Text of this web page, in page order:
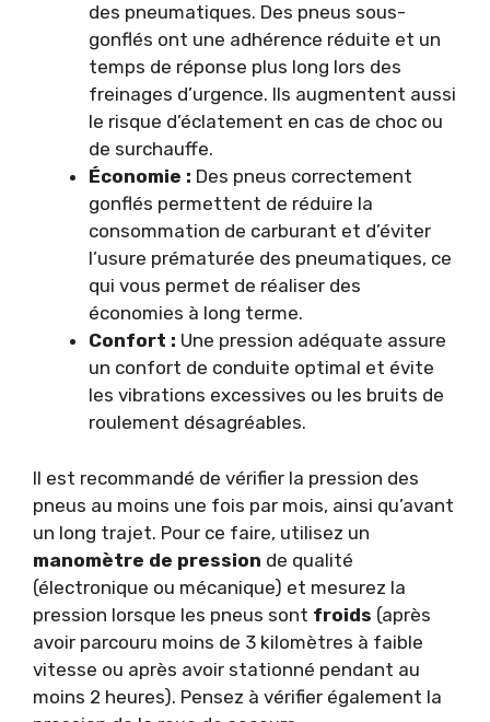
des pneumatiques. Des pneus sous-
gonflés ont une adhérence réduite et un
temps de réponse plus long lors des
freinages d’urgence. Ils augmentent aussi
le risque d’éclatement en cas de choc ou
de surchauffe.
Économie : Des pneus correctement
gonflés permettent de réduire la
consommation de carburant et d’éviter
l’usure prématurée des pneumatiques, ce
qui vous permet de réaliser des
économies à long terme.
Confort : Une pression adéquate assure
un confort de conduite optimal et évite
les vibrations excessives ou les bruits de
roulement désagréables.
Il est recommandé de vérifier la pression des
pneus au moins une fois par mois, ainsi qu’avant
un long trajet. Pour ce faire, utilisez un
manomètre de pression de qualité
(électronique ou mécanique) et mesurez la
pression lorsque les pneus sont froids (après
avoir parcouru moins de 3 kilomètres à faible
vitesse ou après avoir stationné pendant au
moins 2 heures). Pensez à vérifier également la